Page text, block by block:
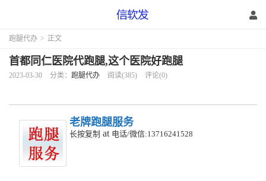
跑腿代办 > 正文
首都同仁医院代跑腿,这个医院好跑腿
2023-03-30 分类： 跑腿代办 阅读(385) 评论(0)
老牌跑腿服务
长按复制 at 电话/微信:13716241528